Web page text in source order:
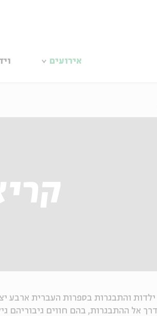
אירועים
והתבגרות בספרות העברית ארבע
אל ההתבגרות, בהם חווים גיבוריהם